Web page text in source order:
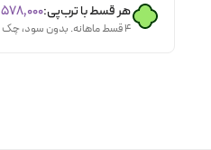
هر قسط با ترب‌پی:۵۷۸٬۰۰۰
۴ قسط ماهانه. بدون سود، چک و ضامن.